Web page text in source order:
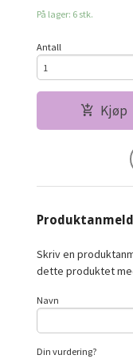
På lager: 6 stk.
Antall
Kjøp
Skriv en
dette produktet
Navn
Din vurdering?